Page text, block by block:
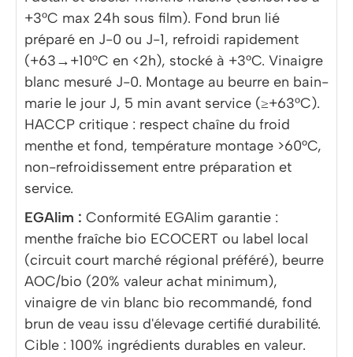
+3°C max 24h sous film). Fond brun lié
préparé en J-0 ou J-1, refroidi rapidement
(+63→+10°C en <2h), stocké à +3°C. Vinaigre
blanc mesuré J-0. Montage au beurre en bain-
marie le jour J, 5 min avant service (≥+63°C).
HACCP critique : respect chaîne du froid
menthe et fond, température montage >60°C,
non-refroidissement entre préparation et
service.
EGAlim : Conformité EGAlim garantie :
menthe fraîche bio ECOCERT ou label local
(circuit court marché régional préféré), beurre
AOC/bio (20% valeur achat minimum),
vinaigre de vin blanc bio recommandé, fond
brun de veau issu d'élevage certifié durabilité.
Cible : 100% ingrédients durables en valeur.